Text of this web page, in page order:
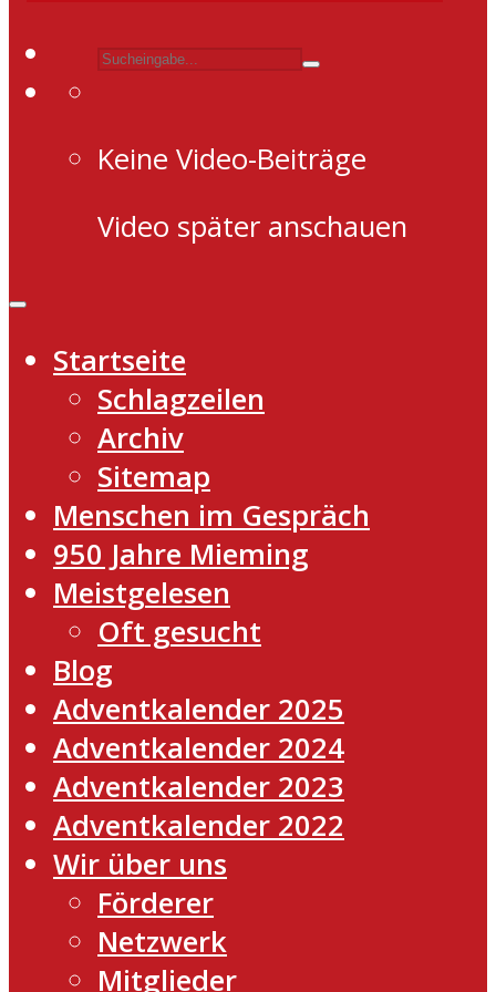
Keine Video-Beiträge
Video später anschauen
Startseite
Schlagzeilen
Archiv
Sitemap
Menschen im Gespräch
950 Jahre Mieming
Meistgelesen
Oft gesucht
Blog
Adventkalender 2025
Adventkalender 2024
Adventkalender 2023
Adventkalender 2022
Wir über uns
Förderer
Netzwerk
Mitglieder